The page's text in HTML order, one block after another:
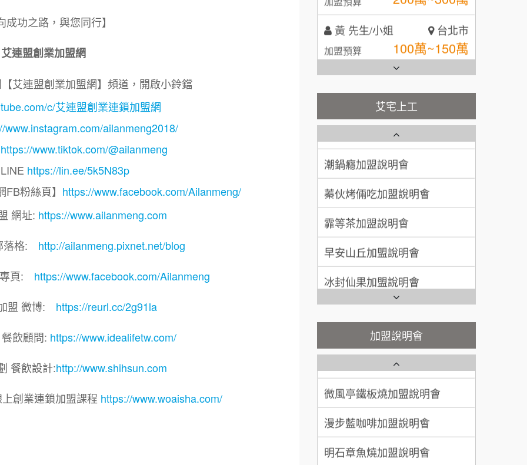
成功之路，與您同行】
艾連盟創業加盟網
艾連盟創業加盟網】頻道，開啟小鈴鐺
c/艾連盟創業連鎖加盟網
www.instagram.com/ailanmeng2018/
https://www.tiktok.com/@ailanmeng
https://lin.ee/5k5N83p
粉絲頁】 https://www.facebook.com/Ailanmeng/
網址: https://www.ailanmeng.com
落格: http://ailanmeng.pixnet.net/blog
頁: https://www.facebook.com/Ailanmeng
盟 微博: https://reurl.cc/2g91la
飲顧問: https://www.idealifetw.com/
餐飲設計:http://www.shihsun.com
創業連鎖加盟課程 https://www.woaisha.com/
黃 先生/小姐 台北市
加盟預算 100萬~150萬
吳 先生/小姐 屏東縣
100萬~200萬
周 先生/小姐
加盟預算 100萬 ~150萬
徐 先生/小姐
加盟預算 50萬~75萬
何 先生/小姐 台南
加盟預算 100萬~300萬
200萬~400萬
加盟預算 100萬 ~ 200萬
廖 先生/小姐 高雄市
加盟預算 200萬~300萬
艾宅上工
拾鑶火鍋加盟說明會
全家加盟說明會
台灣G湯加盟說明會
彭富貴加盟說明會
NU PASTA義大利麵加盟說明
會
潮鍋癮加盟說明會
蓁伙烤倆吃加盟說明會
霏等茶加盟說明會
早安山丘加盟說明會
冰封仙果加盟說明會
Ramble Café 漫步藍咖啡加盟
微風亭鐵板燒加盟說明會
鮮茶道加盟說明會
【曉妍美妝】誠徵行政櫃檯
自助洗衣店誠徵代洗收送人員
(台中市)
MUSHEN徵SPA美容芳療師
加盟說明會
藍象廷泰式火鍋加盟說明會
日十。早午食加盟說明會
上宇林加盟說明會
莫尼早餐Morni加盟說明會
手作功夫茶加盟說明會
SHARE TEA歇腳亭加盟說明會
潮味決-湯滷專門店加盟說明會
鬍子茶加盟說明會
鮮茶道加盟說明會
微風亭鐵板燒加盟說明會
漫步藍咖啡加盟說明會
明石章魚燒加盟說明會